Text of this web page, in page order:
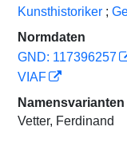
Kunsthistoriker ;
Normdaten
GND: 117396257
VIAF
Namensvarianten
Vetter, Ferdinand